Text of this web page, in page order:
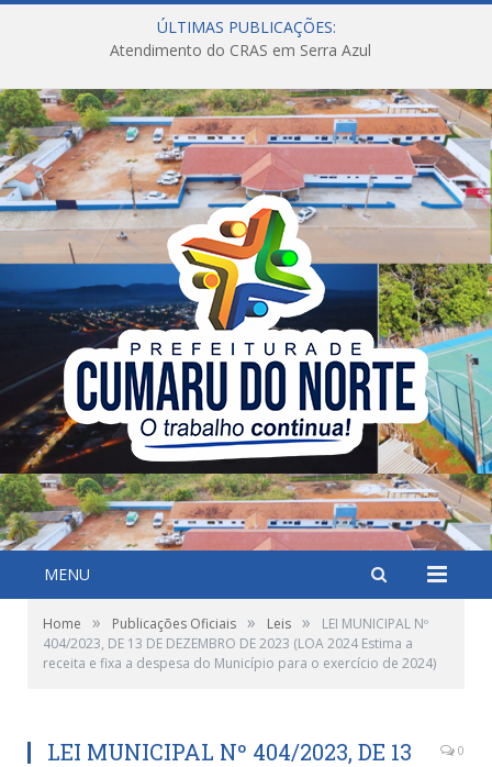
ÚLTIMAS PUBLICAÇÕES:
Atendimento do CRAS em Serra Azul
MENU
Home » Publicações Oficiais » Leis »
LEI MUNICIPAL Nº
404/2023, DE 13 DE DEZEMBRO DE 2023 (LOA 2024 Estima a
receita e fixa a despesa do Município para o exercício de 2024)
LEI MUNICIPAL Nº 404/2023, DE 13
0